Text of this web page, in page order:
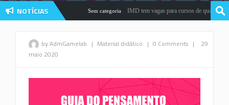
NOTÍCIAS Sem categoria IMD tem vagas para cursos de
by AdmGamelab | Material didático | 0 Comments |
29
maio 2020